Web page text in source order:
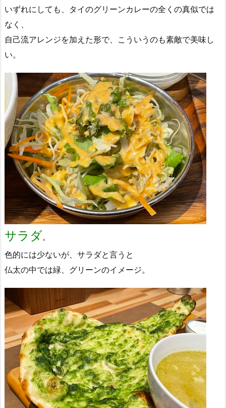
いずれにしても、タイのグリーンカレーの全くの真似では
なく、
自己流アレンジを加えた形で、こういうのも素敵で美味し
い。
サラダ。
色的には少ないが、サラダと言うと
仏太の中では緑、グリーンのイメージ。